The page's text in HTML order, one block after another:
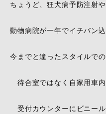
ちょうど、狂犬病予防注射
動物病院が一年でイチバン
今までと違ったスタイルで
待合室ではなく自家用車
受付カウンターにビニー